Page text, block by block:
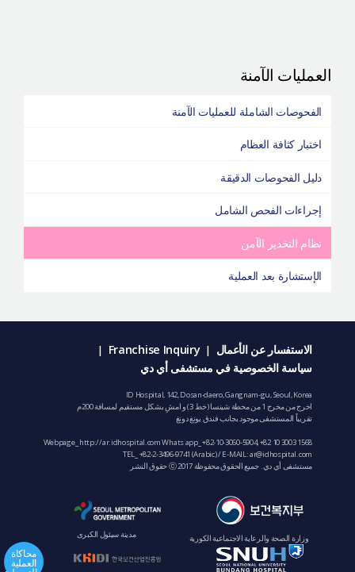
العمليات الآمنة
الفحوصات الشاملة للعمليات الآمنة
اختبار كثافة العظام
دليل الفحوصات الدقيقة
إجراءات الفحص الشامل
نظام التخدير الآمن
الإستشارة بعد العملية
الاستفسار عن الأعمال |
Franchise Inquiry
|
سياسة الخصوصية في مستشفى أي دي
ID Hospital, 142, Dosan-daero, Gangnam-gu, Seoul, Korea
اخرج من مخرج 1 من محطة شينسا (خط 3) و امشِ بشكل مستقيم لمسافة 200م
تقريباً المستشفى موجود بجانب فندق يونغ دونغ
Webpage_ http://ar.idhospital.com Whats app_+82-10-3060-5904,+82 10 3003 1568
TEL_ +82-2-3496-9741 (Arabic) / E-MAIL:ar@idhospital.com
مستشفى أي دي. جميع الحقوق محفوظة ⓒ 2017 حقوق النشر
وزارة الصحة والرعاية الاجتماعية الكورية مدينة سيئول الكبرى
محاكاة
العملية